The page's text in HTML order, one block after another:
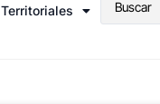
Territoriales